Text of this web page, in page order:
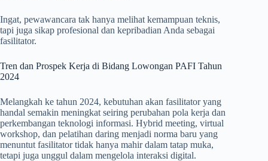
Ingat, pewawancara tak hanya melihat kemampuan teknis,
tapi juga sikap profesional dan kepribadian Anda sebagai
fasilitator.
Tren dan Prospek Kerja di Bidang Lowongan PAFI Tahun
2024
Melangkah ke tahun 2024, kebutuhan akan fasilitator yang
handal semakin meningkat seiring perubahan pola kerja dan
perkembangan teknologi informasi. Hybrid meeting, virtual
workshop, dan pelatihan daring menjadi norma baru yang
menuntut fasilitator tidak hanya mahir dalam tatap muka,
tetapi juga unggul dalam mengelola interaksi digital.